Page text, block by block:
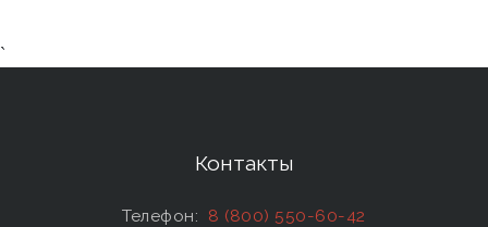
`
Контакты
Телефон: 8 (800) 550-60-42